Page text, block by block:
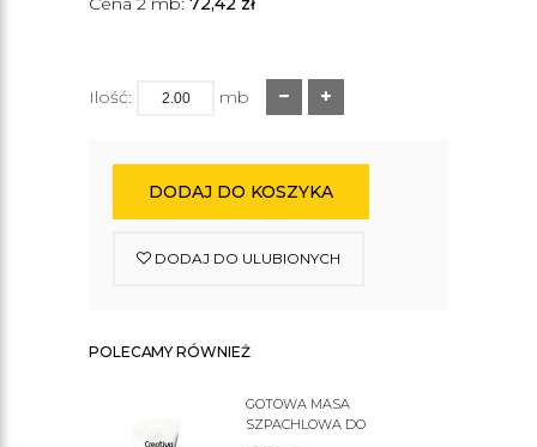
Ilość: mb
DODAJ DO KOSZYKA
DODAJ DO ULUBIONYCH
POLECAMY RÓWNIEŻ
GOTOWA MASA
SZPACHLOWA DO